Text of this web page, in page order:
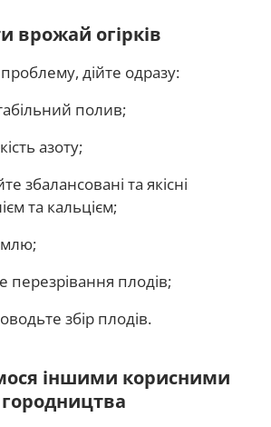
врожай огірків
дійте одразу:
полив;
азоту;
збалансовані та якісні
та кальцієм;
перезрівання плодів;
збір плодів.
іншими корисними